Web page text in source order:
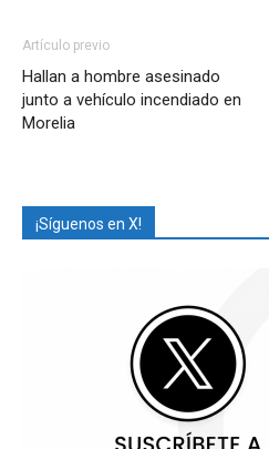
Artículo previo
Hallan a hombre asesinado
junto a vehículo incendiado en
Morelia
¡Síguenos en X!